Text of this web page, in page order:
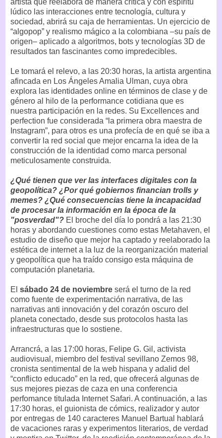
lúdico las interacciones entre tecnología, cultura y
sociedad, abrirá su caja de herramientas. Un ejercicio de
“algopop” y realismo mágico a la colombiana –su país de
origen– aplicado a algoritmos, bots y tecnologías 3D de
resultados tan fascinantes como impredecibles.
Le tomará el relevo, a las 20:30 horas, la artista argentina
afincada en Los Ángeles Amalia Ulman, cuya obra
explora las identidades online en términos de clase y de
género al hilo de la performance cotidiana que es
nuestra participación en la redes. Su Excellences and
perfection fue considerada “la primera obra maestra de
Instagram”, para otros es una profecía de en qué se iba a
convertir la red social que mejor encarna la idea de la
construcción de la identidad como marca personal
meticulosamente construida.
¿Qué tienen que ver las interfaces digitales con la
geopolítica? ¿Por qué gobiernos financian trolls y
memes? ¿Qué consecuencias tiene la incapacidad
de procesar la información en la época de la
"posverdad"? El broche del día lo pondrá a las 21:30
horas y abordando cuestiones como estas Metahaven, el
estudio de diseño que mejor ha captado y reelaborado la
estética de internet a la luz de la reorganización material
y geopolítica que ha traído consigo esta máquina de
computación planetaria.
El sábado 24 de noviembre será el turno de la red
como fuente de experimentación narrativa, de las
narrativas anti innovación y del corazón oscuro del
planeta conectado, desde sus protocolos hasta las
infraestructuras que lo sostiene.
Arrancrá, a las 17:00 horas, Felipe G. Gil, activista
audiovisual, miembro del festival sevillano Zemos 98,
cronista sentimental de la web hispana y adalid del
“conflicto educado” en la red, que ofrecerá algunas de
sus mejores piezas de caza en una conferencia
perfomance titulada Internet Safari. A continuación, a las
17:30 horas, el guionista de cómics, realizador y autor
por entregas de 140 caracteres Manuel Bartual hablará
de vacaciones raras y experimentos literarios, de verdad